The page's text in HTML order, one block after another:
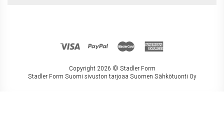
Copyright 2026 © Stadler Form
Stadler Form Suomi sivuston tarjoaa Suomen Sähkötuonti Oy